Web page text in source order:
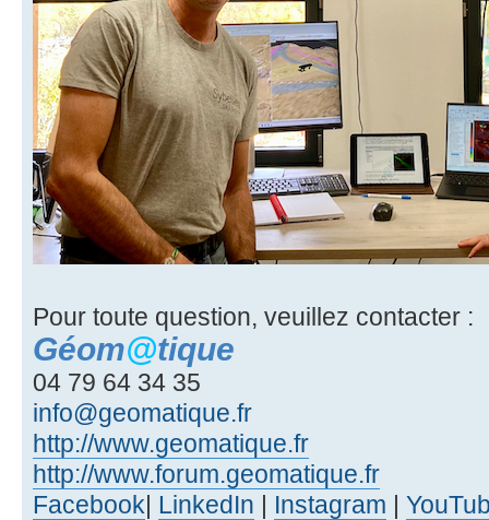
Pour toute question, veuillez contacter :
Géom@tique
04 79 64 34 35
info@geomatique.fr
http://www.geomatique.fr
http://www.forum.geomatique.fr
Facebook| LinkedIn | Instagram |